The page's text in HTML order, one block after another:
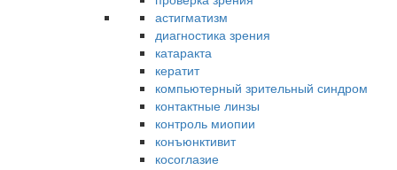
астигматизм
диагностика зрения
катаракта
кератит
компьютерный зрительный синдром
контактные линзы
контроль миопии
конъюнктивит
косоглазие